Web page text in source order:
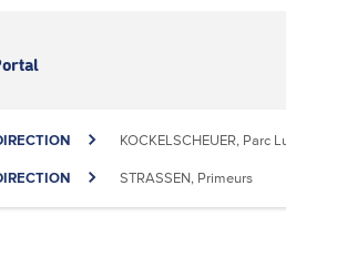
KOCKELSCHEUER, Parc Luxite
STRASSEN, Primeurs